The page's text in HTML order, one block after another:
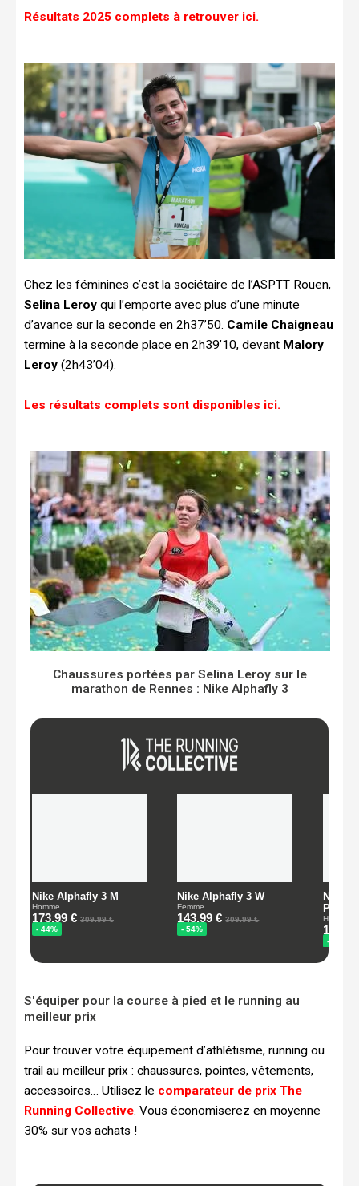
Résultats 2025 complets à retrouver ici.
Chez les féminines c’est la sociétaire de l’ASPTT Rouen,
Selina Leroy qui l’emporte avec plus d’une minute
d’avance sur la seconde en 2h37’50. Camile Chaigneau
termine à la seconde place en 2h39’10, devant Malory
Leroy (2h43’04).
Les résultats complets sont disponibles ici.
Chaussures portées par Selina Leroy sur le
marathon de Rennes : Nike Alphafly 3
S'équiper pour la course à pied et le running au
meilleur prix
Pour trouver votre équipement d’athlétisme, running ou
trail au meilleur prix : chaussures, pointes, vêtements,
accessoires… Utilisez le comparateur de prix The
Running Collective. Vous économiserez en moyenne
30% sur vos achats !